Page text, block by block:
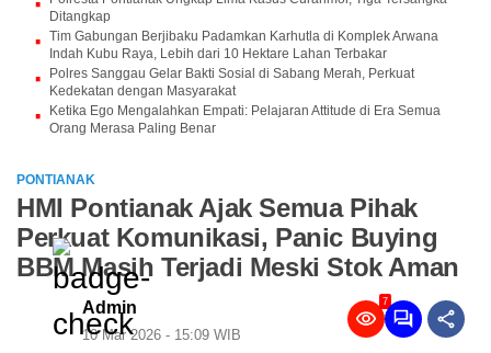
Ditangkap
Tim Gabungan Berjibaku Padamkan Karhutla di Komplek Arwana
Indah Kubu Raya, Lebih dari 10 Hektare Lahan Terbakar
Polres Sanggau Gelar Bakti Sosial di Sabang Merah, Perkuat
Kedekatan dengan Masyarakat
Ketika Ego Mengalahkan Empati: Pelajaran Attitude di Era Semua
Orang Merasa Paling Benar
PONTIANAK
HMI Pontianak Ajak Semua Pihak
Perkuat Komunikasi, Panic Buying
BBM Masih Terjadi Meski Stok Aman
Admin
10 Mar 2026 - 15:09 WIB
7